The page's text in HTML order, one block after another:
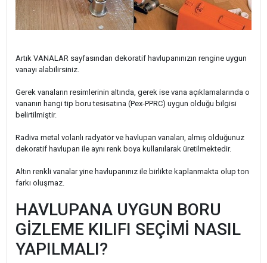
Artık VANALAR sayfasından dekoratif havlupanınızın rengine uygun
vanayı alabilirsiniz.
Gerek vanaların resimlerinin altında, gerek ise vana açıklamalarında o
vananın hangi tip boru tesisatına (Pex-PPRC) uygun olduğu bilgisi
belirtilmiştir.
Radiva metal volanlı radyatör ve havlupan vanaları, almış olduğunuz
dekoratif havlupan ile aynı renk boya kullanılarak üretilmektedir.
Altın renkli vanalar yine havlupanınız ile birlikte kaplanmakta olup ton
farkı oluşmaz.
HAVLUPANA UYGUN BORU
GİZLEME KILIFI SEÇİMİ NASIL
YAPILMALI?